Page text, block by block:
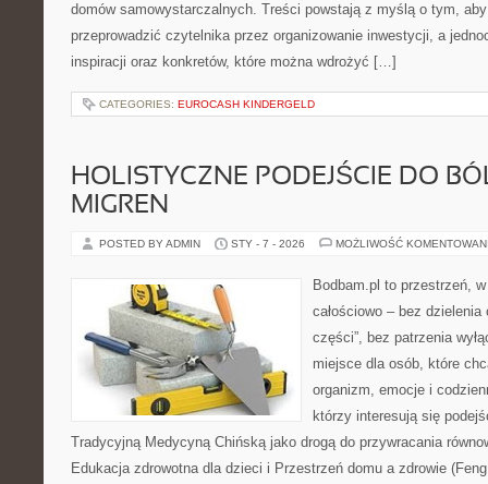
domów samowystarczalnych. Treści powstają z myślą o tym,
przeprowadzić czytelnika przez organizowanie inwestycji, a
inspiracji oraz konkretów, które można wdrożyć […]
CATEGORIES: EUROCASH KINDERGELD
HOLISTYCZNE PODEJŚCIE DO
MIGREN
POSTED BY ADMIN STY - 7 - 2026 MOŻLIWOŚĆ
Bodbam.pl to przestrzeń,
całościowo – bez dzielenia
części”, bez patrzenia
miejsce dla osób, które
organizm, emocje i
którzy interesują się
Tradycyjną Medycyną Chińską jako drogą do przywracania
Edukacja zdrowotna dla dzieci i Przestrzeń domu a zdrowie